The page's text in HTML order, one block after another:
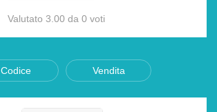
Valutato 3.00 da 0 voti
Codice Vendita